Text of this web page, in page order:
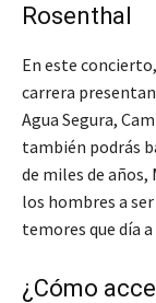
Rosenthal
En este
carrera
Agua Segura,
también podrás
de miles de años,
los hombres a
temores que día
¿Cómo